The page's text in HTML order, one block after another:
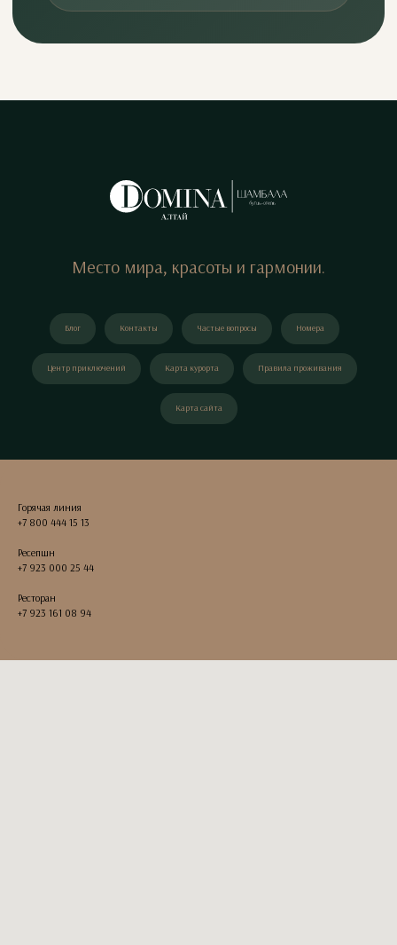
Место мира, красоты и гармонии.
Блог Контакты Частые вопросы Номера
Центр приключений Карта курорта Правила проживания
Карта сайта
Горячая линия
+7 800 444 15 13
Ресепшн
+7 923 000 25 44
Ресторан
+7 923 161 08 94